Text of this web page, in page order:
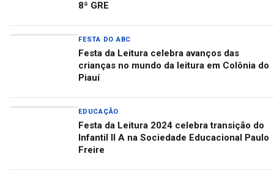
8ª GRE
FESTA DO ABC
Festa da Leitura celebra avanços das
crianças no mundo da leitura em Colônia do
Piauí
EDUCAÇÃO
Festa da Leitura 2024 celebra transição do
Infantil II A na Sociedade Educacional Paulo
Freire